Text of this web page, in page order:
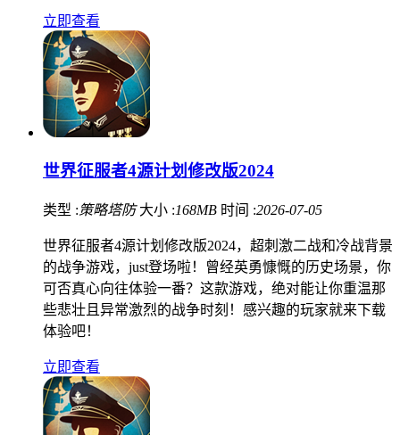
立即查看
世界征服者4源计划修改版2024
类型 : 策略塔防 大小 :168MB 时间 :2026-07-05
世界征服者4源计划修改版2024，超刺激二战和冷战背景
的战争游戏，just登场啦！曾经英勇慷慨的历史场景，你
可否真心向往体验一番？这款游戏，绝对能让你重温那
些悲壮且异常激烈的战争时刻！感兴趣的玩家就来下载
体验吧！
立即查看